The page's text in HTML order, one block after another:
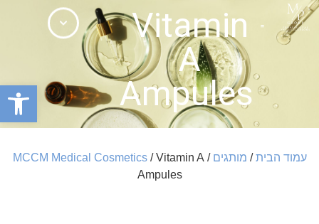
פתח
Vitamin
A
Ampules
עמוד הבית/ מותגים /
MCCM Medical Cosmetics/ Vitamin A
Ampules